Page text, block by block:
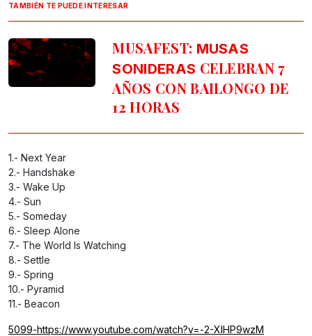
TAMBIÉN TE PUEDE INTERESAR
MUSAFEST: MUSAS
SONIDERAS CELEBRAN 7
AÑOS CON BAILONGO DE
12 HORAS
1.- Next Year
2.- Handshake
3.- Wake Up
4.- Sun
5.- Someday
6.- Sleep Alone
7.- The World Is Watching
8.- Settle
9.- Spring
10.- Pyramid
11.- Beacon
5099-https://www.youtube.com/watch?v=-2-XlHP9wzM